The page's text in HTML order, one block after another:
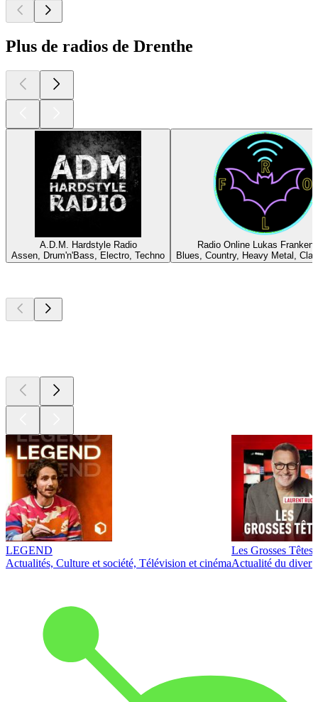
Plus de radios de Drenthe
A.D.M. Hardstyle Radio
Assen, Drum'n'Bass, Electro, Techno
Radio Online Lukas
Blues, Country, Heavy Metal,
LEGEND
Actualités, Culture et société, Télévision et cinéma
Les Grosses Têtes
Actualité du